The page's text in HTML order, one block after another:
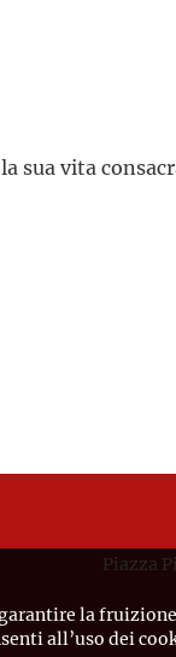
sua vita
Piazza
la
all’uso dei